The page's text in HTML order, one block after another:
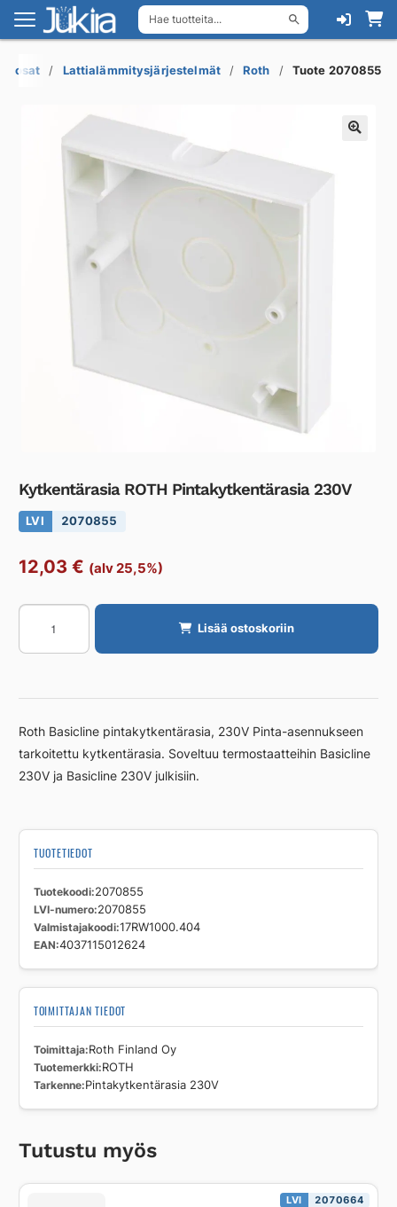
Hae tuotteita...
Siirry
navigointiin
Siirry
sisältöön
Lattialämmitysjärjestelmät Roth Tuote 2070855
Kytkentärasia ROTH Pintakytkentärasia 230V
LVI 2070855
12,03 € (alv 25,5%)
Kytkentärasia
Pintakytkentärasia
määrä
Lisää ostoskoriin
Roth Basicline pintakytkentärasia, 230V Pinta-asennukseen
tarkoitettu kytkentärasia. Soveltuu termostaatteihin Basicline
230V ja Basicline 230V julkisiin.
TUOTETIEDOT
Tuotekoodi 2070855
LVI-numero 2070855
Valmistajakoodi 17RW1000.404
EAN 4037115012624
TOIMITTAJAN TIEDOT
Toimittaja Roth Finland Oy
Tuotemerkki ROTH
Tarkenne Pintakytkentärasia 230V
Tutustu myös
LVI 2070664